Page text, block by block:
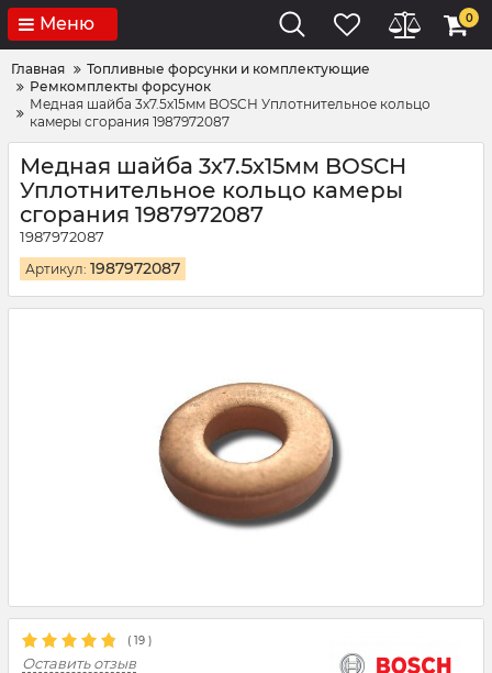
Меню 0
Главная
Топливные форсунки и комплектующие
Ремкомплекты форсунок
Медная шайба 3х7.5х15мм BOSCH Уплотнительное кольцо
камеры сгорания 1987972087
Медная шайба 3х7.5х15мм BOSCH
Уплотнительное кольцо камеры
сгорания 1987972087
1987972087
Артикул: 1987972087
( 19 )
Оставить отзыв